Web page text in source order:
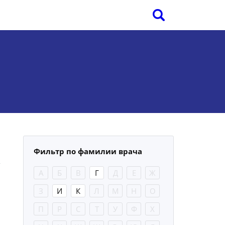
Фильтр по фамилии врача
А Б В Г Д Е
Ж
З
И К Л М Н
О
П
Р С Т У Ф
Х